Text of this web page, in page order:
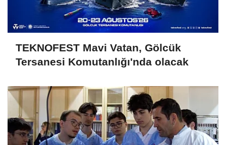
TEKNOFEST Mavi Vatan, Gölcük
Tersanesi Komutanlığı'nda olacak